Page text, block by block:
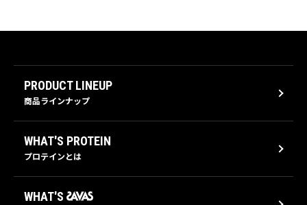
PRODUCT LINEUP
商品ラインナップ
WHAT'S PROTEIN
プロテインとは
WHAT'S